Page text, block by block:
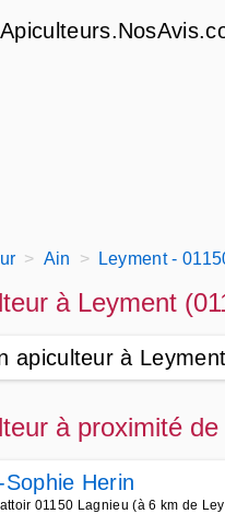
Ain Leyment -
à Leyment
apiculteur à Leyment
à proximité
Sophie Herin
01150 Lagnieu (à 6 km de